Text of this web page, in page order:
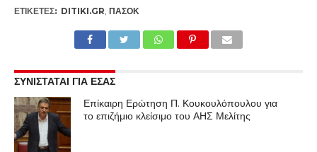
ΕΤΙΚΕΤΕΣ: DITIKI.GR ΠΑΣΟΚ
ΣΥΝΙΣΤΑΤΑΙ ΓΙΑ ΕΣΑΣ
Επίκαιρη Ερώτηση Π. Κουκουλόπουλου για
το επιζήμιο κλείσιμο του ΑΗΣ Μελίτης